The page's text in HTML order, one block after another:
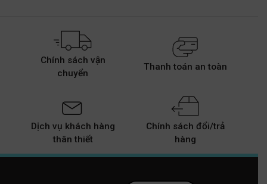
Chính sách vận
chuyển
Thanh toán an toàn
Dịch vụ khách hàng
thân thiết
Chính sách đổi/trả
hàng